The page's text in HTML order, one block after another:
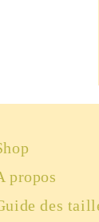
propos
des